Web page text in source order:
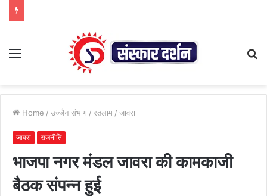
Menu
Home / उज्जैन संभाग / रतलाम / जावरा
जावरा राजनीति
भाजपा नगर मंडल जावरा की कामकाजी
बैठक संपन्न हुई